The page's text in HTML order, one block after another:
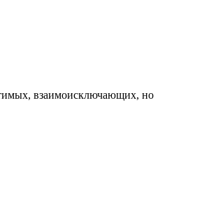
взаимоисключающих, но